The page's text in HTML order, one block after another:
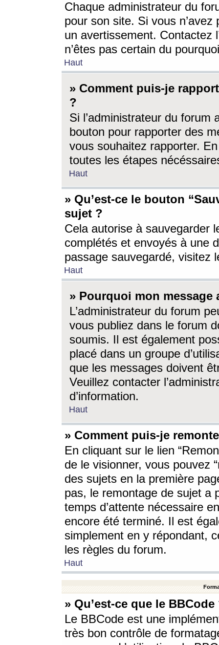
Chaque administrateur du
pour son site. Si vous
un avertissement. Contactez
n’êtes pas certain du
Haut
» Comment puis-je
?
Si l’administrateur du forum
bouton pour rapporter des
vous souhaitez rapporter.
toutes les étapes
Haut
» Qu’est-ce le bouton
sujet ?
Cela autorise à sauvegarder
complétés et envoyés à une
passage sauvegardé, visitez
Haut
» Pourquoi mon message
L’administrateur du forum
vous publiez dans le forum
soumis. Il est également
placé dans un groupe
que les messages doivent
Veuillez contacter
d’information.
Haut
» Comment puis-je
En cliquant sur le lien
de le visionner, vous pouvez
des sujets en la première
pas, le remontage de sujet a
temps d’attente nécessaire
encore été terminé. Il est
simplement en y répondant,
les règles du forum.
Haut
» Qu’est-ce que le BBCode
Le BBCode est une
très bon contrôle de